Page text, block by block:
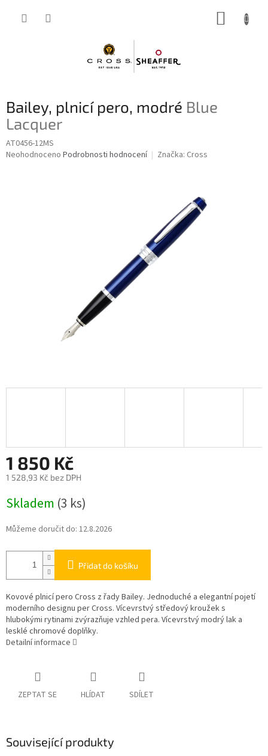
Bailey, plnicí pero, modré Blue
Lacquer
AT0456-12MS
Průměrné
Neohodnoceno Podrobnosti hodnocení Značka: Cross
1 850 Kč
1 528,93 Kč bez DPH
cena:
Skladem (3 ks)
Můžeme doručit do: 12.8.2026
Přidat do košíku
Kovové plnicí pero Cross z řady Bailey. Jednoduché a elegantní pojetí
moderního designu per Cross. Vícevrstvý středový kroužek s
hlubokými rytinami zvýrazňuje vzhled pera. Vícevrstvý modrý lak a
lesklé chromové doplňky.
Detailní informace
ZEPTAT SE HLÍDAT SDÍLET
Související produkty